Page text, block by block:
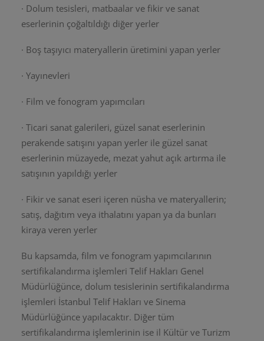
· Dolum tesisleri, matbaalar ve fikir ve sanat
eserlerinin çoğaltıldığı diğer yerler
· Boş taşıyıcı materyallerin üretimini yapan yerler
· Yayınevleri
· Film ve fonogram yapımcıları
· Ticari sanat galerileri, güzel sanat eserlerinin
perakende satışını yapan yerler ile güzel sanat
eserlerinin müzayede, mezat yahut açık artırma ile
satışının yapıldığı yerler
· Fikir ve sanat eseri içeren nüsha ve materyallerin;
satış, dağıtım veya ithalatını yapan ya da bunları
kiraya veren yerler
Bu kapsamda, film ve fonogram yapımcılarının
sertifikalandırma işlemleri Telif Hakları Genel
Müdürlüğünce, dolum tesislerinin sertifikalandırma
işlemleri İstanbul Telif Hakları ve Sinema
Müdürlüğünce yapılacaktır. Diğer tüm
sertifikalandırma işlemlerinin ise il Kültür ve Turizm